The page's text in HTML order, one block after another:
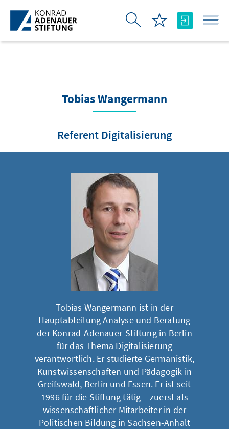
Skip to Main Content
Tobias Wangermann
Referent Digitalisierung
Tobias Wangermann ist in der
Hauptabteilung Analyse und Beratung
der Konrad-Adenauer-Stiftung in Berlin
für das Thema Digitalisierung
verantwortlich. Er studierte Germanistik,
Kunstwissenschaften und Pädagogik in
Greifswald, Berlin und Essen. Er ist seit
1996 für die Stiftung tätig – zuerst als
wissenschaftlicher Mitarbeiter in der
Politischen Bildung in Sachsen-Anhalt